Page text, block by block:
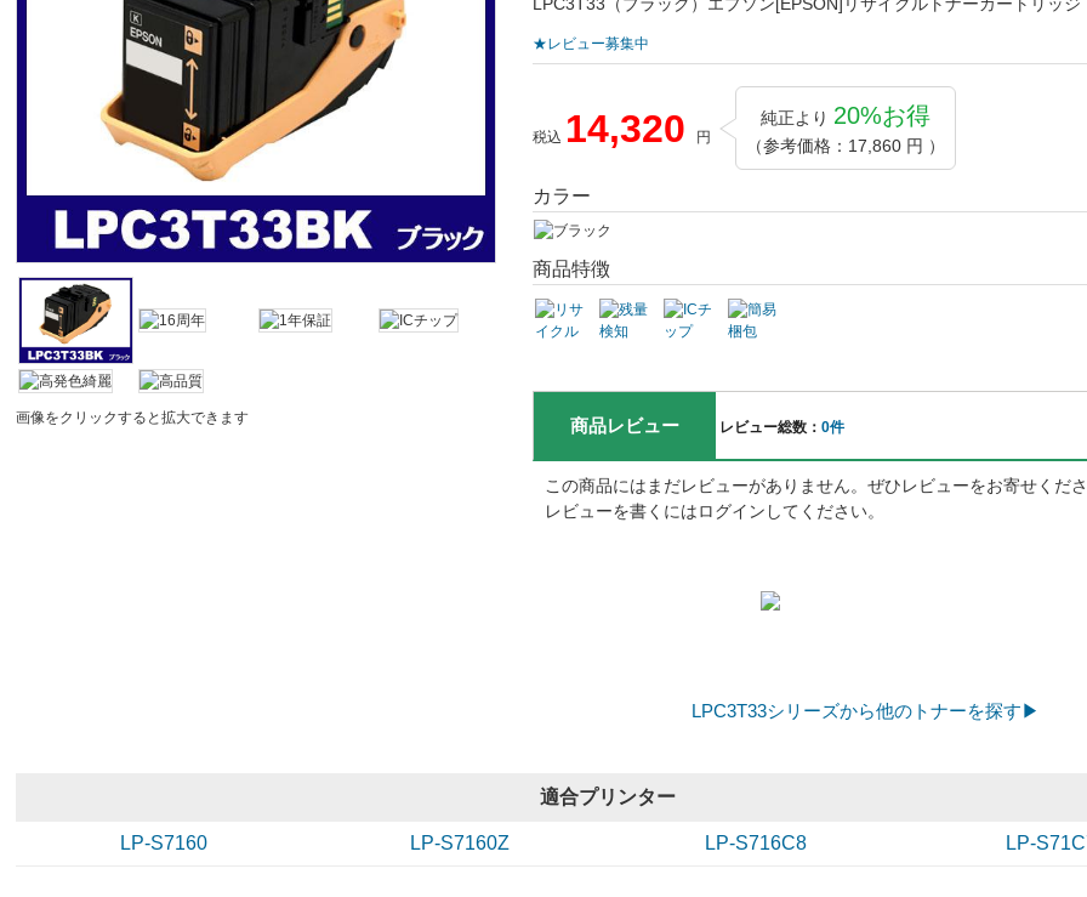
画像をクリックすると拡大できます
★レビュー募集中
税込 14,320 円
純正より 20%お得
（参考価格：17,860 円 ）
カラー
商品特徴
商品レビュー レビュー総数： 0件
この商品にはまだレビューがありません。ぜひレビューをお寄せくだ
レビューを書くにはログインしてください。
LPC3T33シリーズから他のトナーを探す▶
適合プリンター
LP-S7160 LP-S7160Z LP-S716C8 LP-